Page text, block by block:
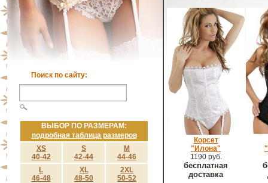
Поиск по сайту:
ВЫБОР ПО РАЗМЕРАМ:
подробная таблица размеров
XS
40-42
S
42-44
M
44-46
L
46-48
XL
48-50
2XL
50-52
Корсет
"Илона"
1190 руб.
бесплатная
доставка